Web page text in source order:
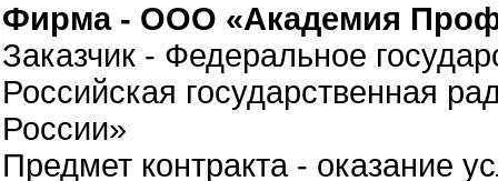
Фирма - ООО «Академия
Заказчик - Федеральное
Российская государственная
России»
Предмет контракта - оказание